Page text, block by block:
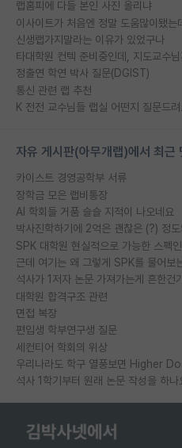
랩홈피에 다들 본인 사진 올리냐
이사이트가 처음엔 정말 도움많이됐는
신생랩가지말라는 이유가 있었구나
정출연 학연 박사 질문(DGIST)
통신 관련 랩 추천
K 전전 교수님들 랩실 어떤지 질문드려
자유 게시판(아무개랩)에서 최근
카이스트 경영공학부 서류
장학금 모은 랩비통장
AI 학회들 거품 슬슬 지적이 나오네요
SPK 대학원 현실적으로 가능한 스펙
근데 여기는 왜 그렇게 SPK를 물어보
석사가 1저자 논문 가져가는게 흔한건
대학원 합격구조 관련
면접 복장
편입생 학부연구생 질문
세컨티어 학회의 위상
석사 1학기부터 원래 논문 작성을 하나